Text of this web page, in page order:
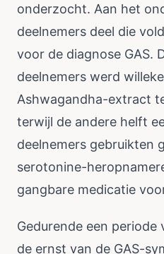
onderzocht. Aan het
deelnemers deel die
voor de diagnose GAS.
deelnemers werd
Ashwagandha-extract
terwijl de andere helft
deelnemers gebruikten
serotonine-
gangbare medicatie
Gedurende een periode
de ernst van de GAS-